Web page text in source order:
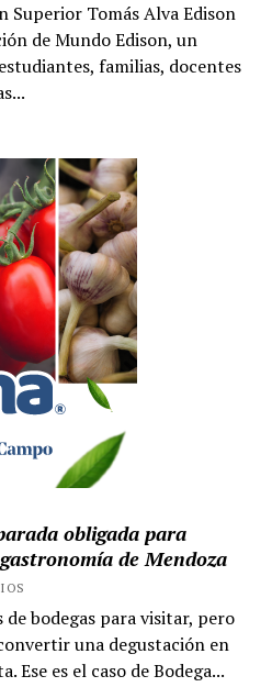
Superior Tomás Alva Edison
de Mundo Edison, un
familias, docentes
obligada para
de Mendoza
bodegas para visitar, pero
una degustación en
Ese es el caso de Bodega...